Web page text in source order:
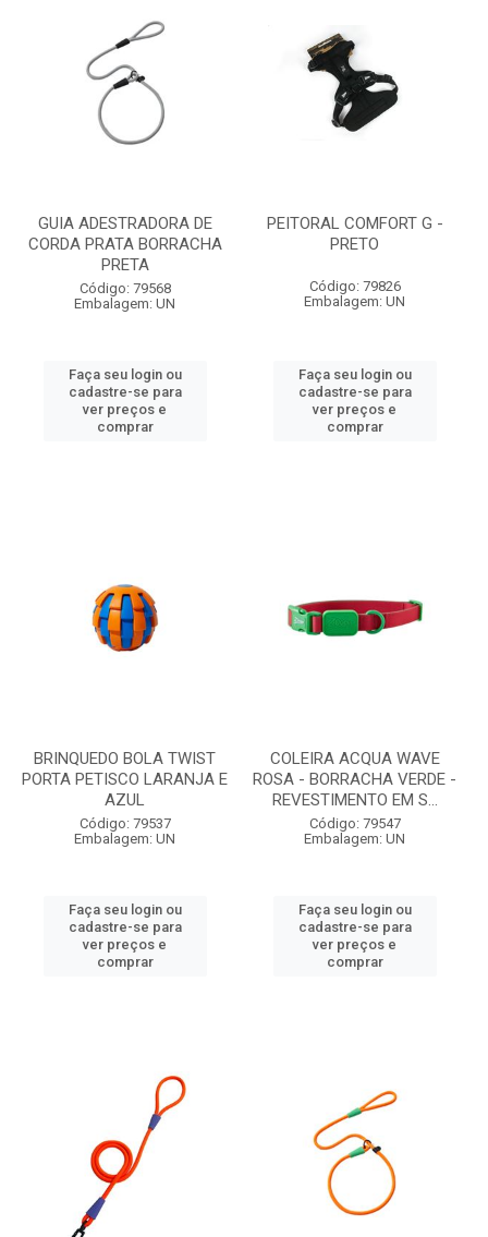
GUIA ADESTRADORA DE
CORDA PRATA BORRACHA
PRETA
Código: 79568
Embalagem: UN
Faça seu login ou
cadastre-se para
ver preços e
comprar
PEITORAL COMFORT G -
PRETO
Código: 79826
Embalagem: UN
Faça seu login ou
cadastre-se para
ver preços e
comprar
BRINQUEDO BOLA TWIST
PORTA PETISCO LARANJA E
AZUL
Código: 79537
Embalagem: UN
Faça seu login ou
cadastre-se para
ver preços e
comprar
COLEIRA ACQUA WAVE
ROSA - BORRACHA VERDE -
REVESTIMENTO EM S...
Código: 79547
Embalagem: UN
Faça seu login ou
cadastre-se para
ver preços e
comprar